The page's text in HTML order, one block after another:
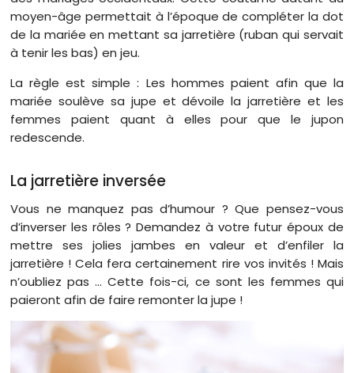
moyen-âge permettait à l’époque de compléter la dot
de la mariée en mettant sa jarretière (ruban qui servait
à tenir les bas) en jeu.
La règle est simple : Les hommes paient afin que la
mariée soulève sa jupe et dévoile la jarretière et les
femmes paient quant à elles pour que le jupon
redescende.
La jarretière inversée
Vous ne manquez pas d’humour ? Que pensez-vous
d’inverser les rôles ? Demandez à votre futur époux de
mettre ses jolies jambes en valeur et d’enfiler la
jarretière ! Cela fera certainement rire vos invités ! Mais
n’oubliez pas … Cette fois-ci, ce sont les femmes qui
paieront afin de faire remonter la jupe !